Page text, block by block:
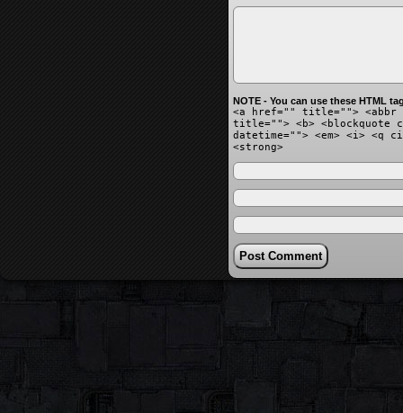
NOTE - You can use these HTML
<a href="" title=""> <abbr
title=""> <b> <blockquote
datetime=""> <em> <i> <q
<strong>